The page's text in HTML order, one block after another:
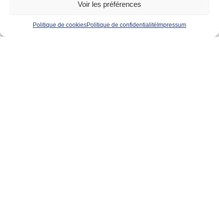
Voir les préférences
Politique de cookiesPolitique de confidentialité Impressum